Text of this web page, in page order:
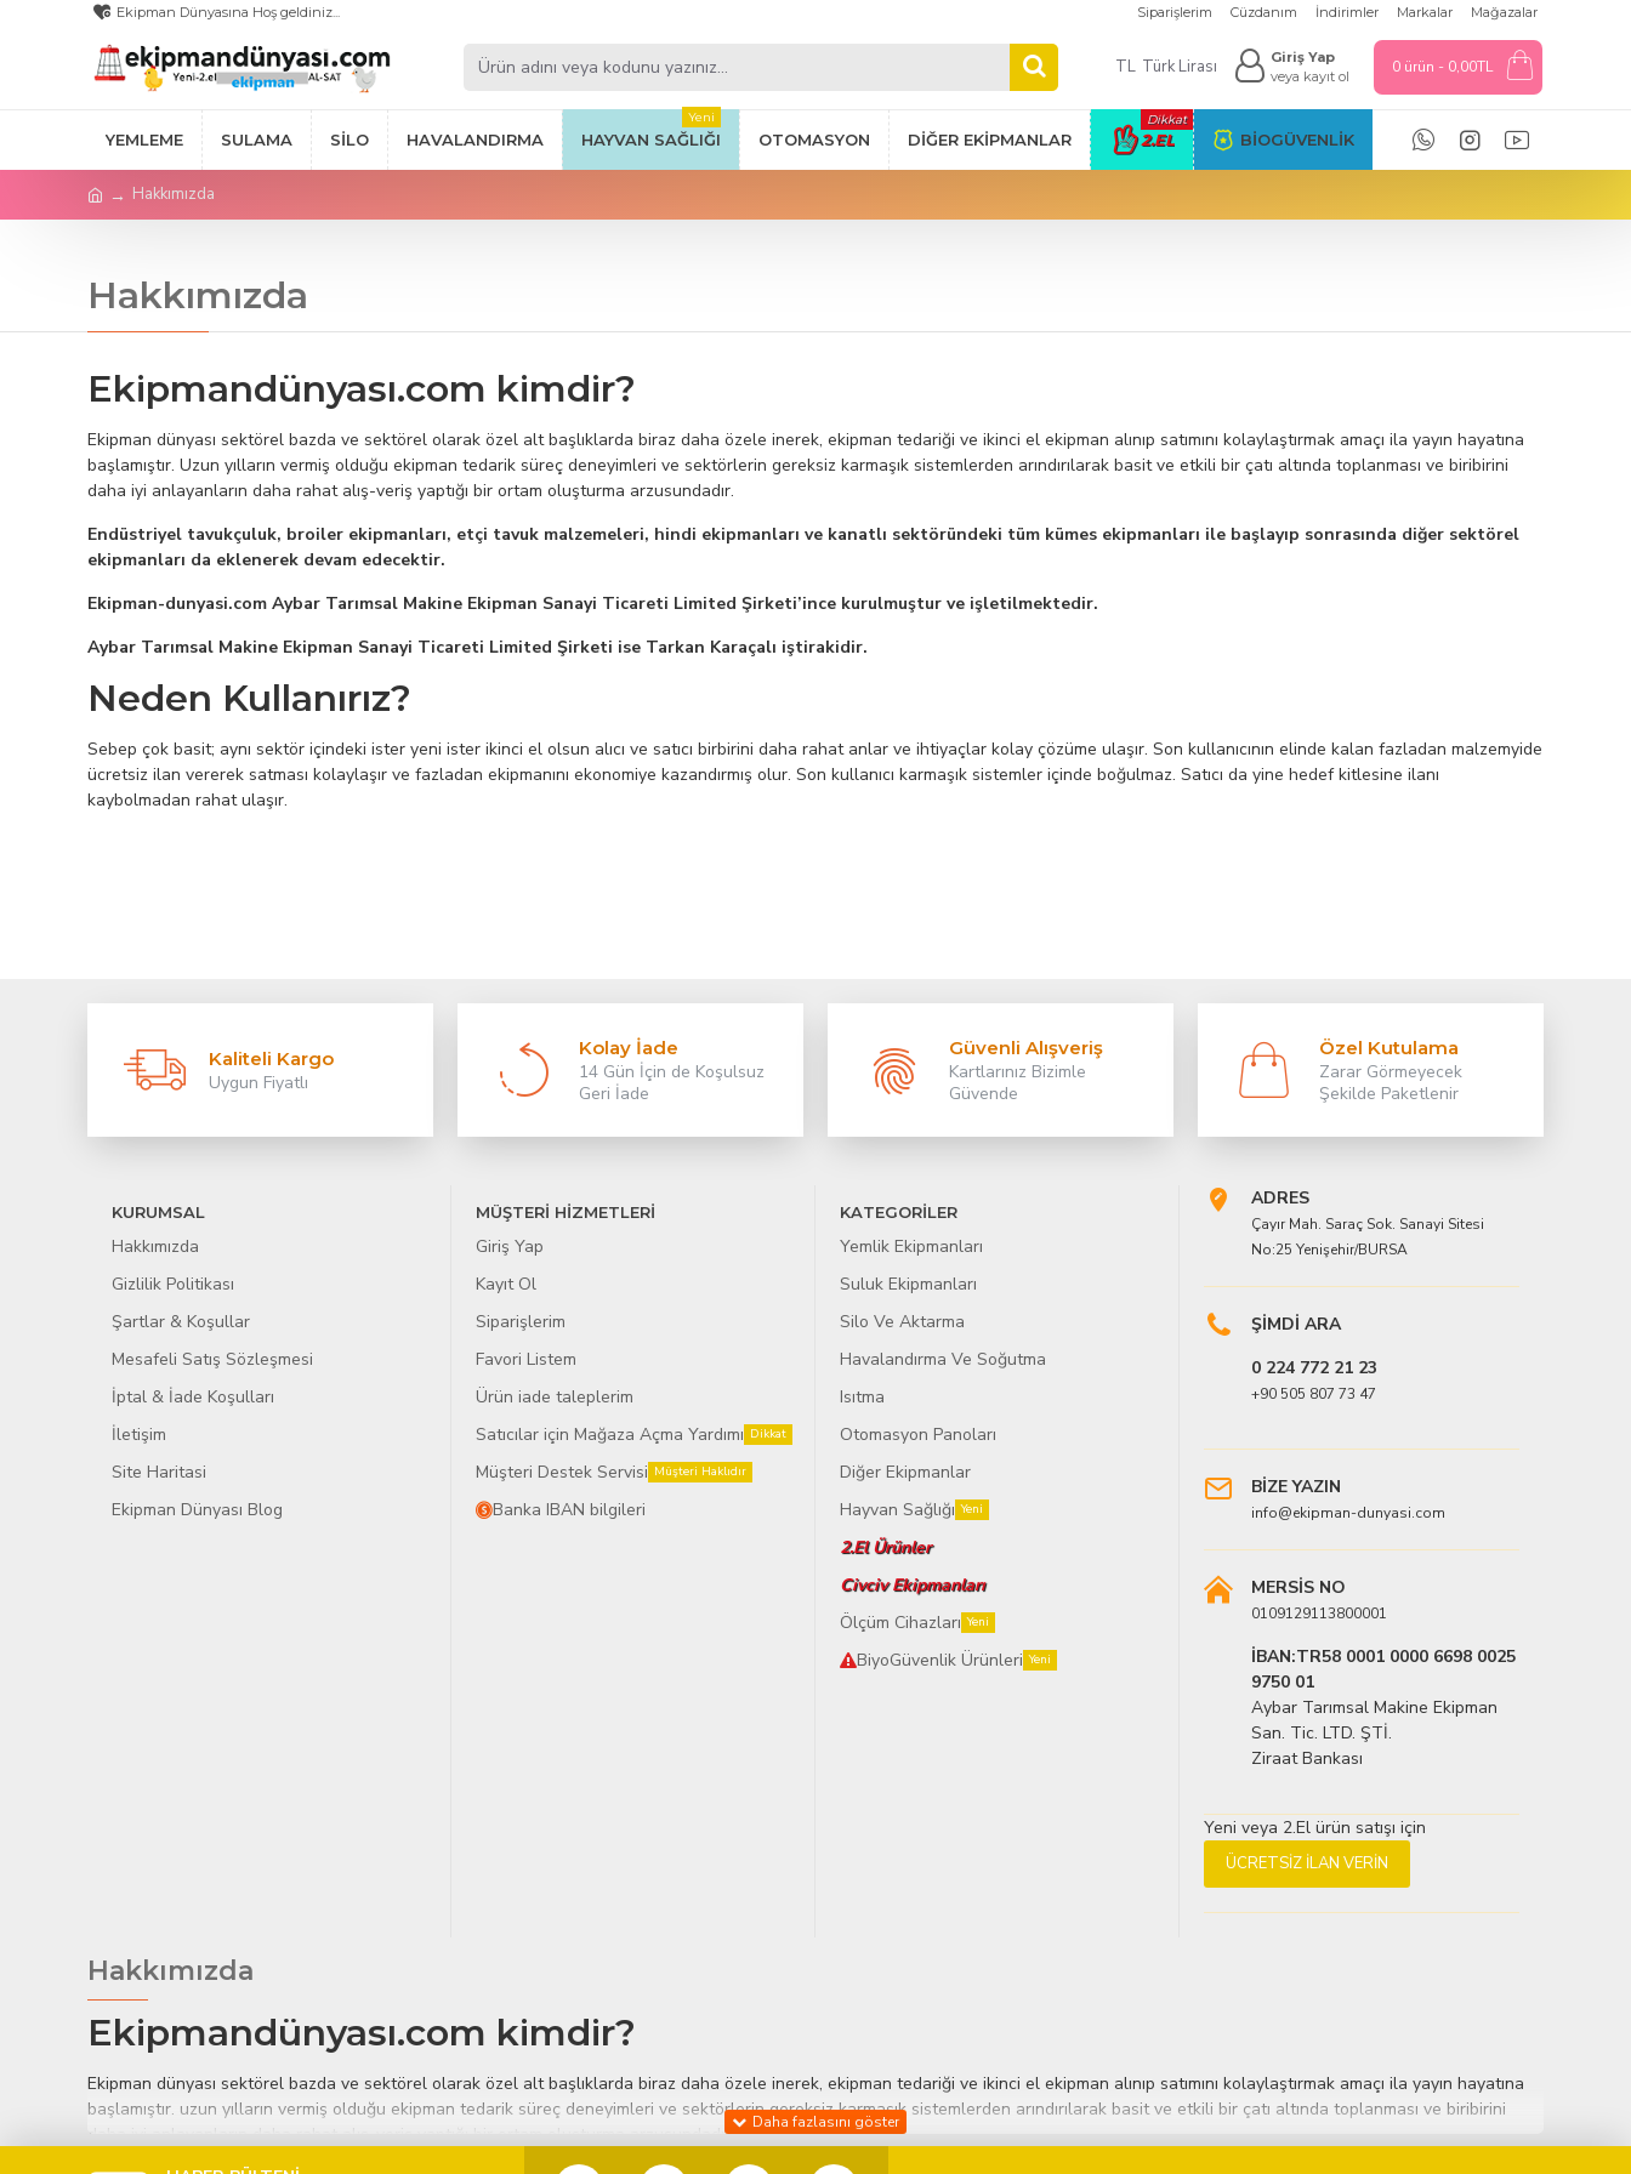
Ekipman Dünyasına Hoş geldiniz... Siparişlerim Cüzdanım İndirimler Markalar Mağazalar
TL Türk Lirası
Giriş Yap
veya kayıt ol
0 ürün - 0,00TL
YEMLEME SULAMA SILO HAVALANDIRMA HAYVAN SAĞLIĞI
Yeni
OTOMASYON DIĞER EKIPMANLAR 2.EL
Dikkat
BIOGÜVENLIK
Hakkımızda
Hakkımızda
Ekipmandünyası.com kimdir?
Ekipman dünyası sektörel bazda ve sektörel olarak özel alt başlıklarda biraz daha özele inerek, ekipman tedariği ve ikinci el ekipman alınıp satımını kolaylaştırmak amaçı ila yayın hayatına
başlamıştır. Uzun yılların vermiş olduğu ekipman tedarik süreç deneyimleri ve sektörlerin gereksiz karmaşık sistemlerden arındırılarak basit ve etkili bir çatı altında toplanması ve biribirini
daha iyi anlayanların daha rahat alış-veriş yaptığı bir ortam oluşturma arzusundadır.
Endüstriyel tavukçuluk, broiler ekipmanları, etçi tavuk malzemeleri, hindi ekipmanları ve kanatlı sektöründeki tüm kümes ekipmanları ile başlayıp sonrasında diğer sektörel
ekipmanları da eklenerek devam edecektir.
Ekipman-dunyasi.com Aybar Tarımsal Makine Ekipman Sanayi Ticareti Limited Şirketi’ince kurulmuştur ve işletilmektedir.
Aybar Tarımsal Makine Ekipman Sanayi Ticareti Limited Şirketi ise Tarkan Karaçalı iştirakidir.
Neden Kullanırız?
Sebep çok basit; aynı sektör içindeki ister yeni ister ikinci el olsun alıcı ve satıcı birbirini daha rahat anlar ve ihtiyaçlar kolay çözüme ulaşır. Son kullanıcının elinde kalan fazladan malzemyide
ücretsiz ilan vererek satması kolaylaşır ve fazladan ekipmanını ekonomiye kazandırmış olur. Son kullanıcı karmaşık sistemler içinde boğulmaz. Satıcı da yine hedef kitlesine ilanı
kaybolmadan rahat ulaşır.
Kaliteli Kargo
Uygun Fiyatlı
Kolay İade
14 Gün İçin de Koşulsuz
Geri İade
Güvenli Alışveriş
Kartlarınız Bizimle
Güvende
Özel Kutulama
Zarar Görmeyecek
Şekilde Paketlenir
KURUMSAL
Hakkımızda
Gizlilik Politikası
Şartlar & Koşullar
Mesafeli Satış Sözleşmesi
İptal & İade Koşulları
İletişim
Site Haritasi
Ekipman Dünyası Blog
MÜŞTERİ HİZMETLERİ
Giriş Yap
Kayıt Ol
Siparişlerim
Favori Listem
Ürün iade taleplerim
Satıcılar için Mağaza Açma Yardımı Dikkat
Müşteri Destek Servisi Müşteri Haklıdır
Banka IBAN bilgileri
KATEGORİLER
Yemlik Ekipmanları
Suluk Ekipmanları
Silo Ve Aktarma
Havalandırma Ve Soğutma
Isıtma
Otomasyon Panoları
Diğer Ekipmanlar
Hayvan Sağlığı Yeni
2.El Ürünler
Civciv Ekipmanları
Ölçüm Cihazları Yeni
BiyoGüvenlik Ürünleri Yeni
ADRES
Çayır Mah. Saraç Sok. Sanayi Sitesi
No:25 Yenişehir/BURSA
ŞİMDİ ARA
0 224 772 21 23
+90 505 807 73 47
BİZE YAZIN
info@ekipman-dunyasi.com
MERSİS NO
0109129113800001
İBAN:TR58 0001 0000 6698 0025
9750 01
Aybar Tarımsal Makine Ekipman
San. Tic. LTD. ŞTİ.
Ziraat Bankası
Yeni veya 2.El ürün satışı için
ÜCRETSIZ İLAN VERIN
Hakkımızda
Ekipmandünyası.com kimdir?
Ekipman dünyası sektörel bazda ve sektörel olarak özel alt başlıklarda biraz daha özele inerek, ekipman tedariği ve ikinci el ekipman alınıp satımını kolaylaştırmak amaçı ila yayın hayatına
başlamıştır. uzun yılların vermiş olduğu ekipman tedarik süreç deneyimleri ve sektörlerin gereksiz karmaşık sistemlerden arındırılarak basit ve etkili bir çatı altında toplanması ve biribirini
daha iyi anlayanların daha rahat alış-veriş yaptığı bir ortam oluşturma arzusundadır.